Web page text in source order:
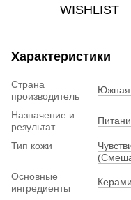
WISHLIST
Характеристики
Страна
производитель
Назначение и
результат
Тип кожи
Основные
ингредиенты